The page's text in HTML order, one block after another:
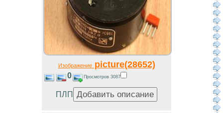
Изображениеpicture(28652)
0 Просмотров 3087
ПЛП